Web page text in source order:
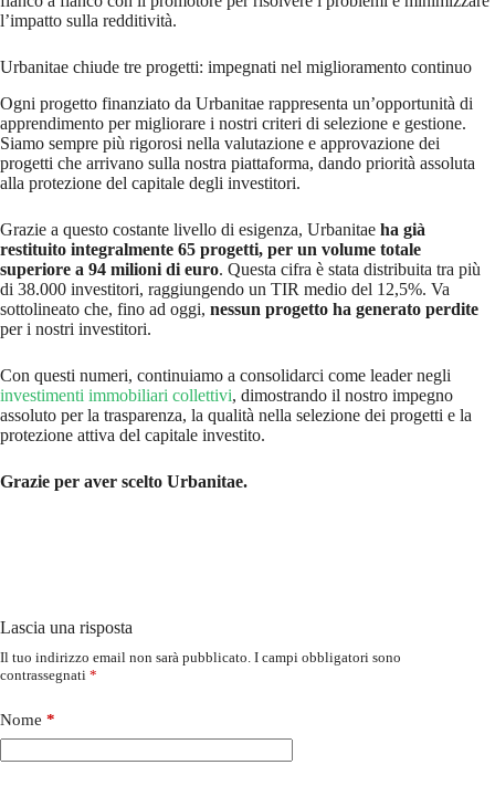
l’impatto sulla redditività.
Urbanitae chiude tre progetti: impegnati nel miglioramento continuo
Ogni progetto finanziato da Urbanitae rappresenta un’opportunità di
apprendimento per migliorare i nostri criteri di selezione e gestione.
Siamo sempre più rigorosi nella valutazione e approvazione dei
progetti che arrivano sulla nostra piattaforma, dando priorità assoluta
alla protezione del capitale degli investitori.
Grazie a questo costante livello di esigenza, Urbanitae ha già
restituito integralmente 65 progetti, per un volume totale
superiore a 94 milioni di euro. Questa cifra è stata distribuita tra più
di 38.000 investitori, raggiungendo un TIR medio del 12,5%. Va
sottolineato che, fino ad oggi, nessun progetto ha generato perdite
per i nostri investitori.
Con questi numeri, continuiamo a consolidarci come leader negli
investimenti immobiliari collettivi, dimostrando il nostro impegno
assoluto per la trasparenza, la qualità nella selezione dei progetti e la
protezione attiva del capitale investito.
Grazie per aver scelto Urbanitae.
Lascia una risposta
Il tuo indirizzo email non sarà pubblicato. I campi obbligatori sono
contrassegnati *
Nome *